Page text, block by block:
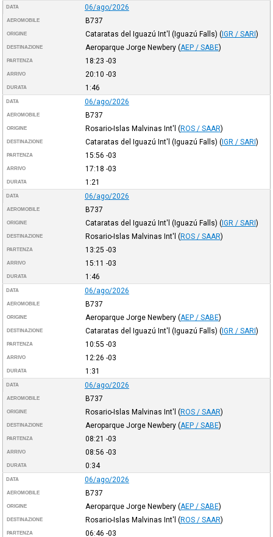
DATA 06/ago/2026
AEROMOBILE B737
ORIGINE Cataratas del Iguazú Int'l (Iguazú Falls) (IGR / SARI)
DESTINAZIONE Aeroparque Jorge Newbery (AEP / SABE)
PARTENZA 18:23 -03
ARRIVO 20:10 -03
DURATA 1:46
DATA 06/ago/2026
AEROMOBILE B737
ORIGINE Rosario-Islas Malvinas Int'l (ROS / SAAR)
DESTINAZIONE Cataratas del Iguazú Int'l (Iguazú Falls) (IGR / SARI)
PARTENZA 15:56 -03
ARRIVO 17:18 -03
DURATA 1:21
DATA 06/ago/2026
AEROMOBILE B737
ORIGINE Cataratas del Iguazú Int'l (Iguazú Falls) (IGR / SARI)
DESTINAZIONE Rosario-Islas Malvinas Int'l (ROS / SAAR)
PARTENZA 13:25 -03
ARRIVO 15:11 -03
DURATA 1:46
DATA 06/ago/2026
AEROMOBILE B737
ORIGINE Aeroparque Jorge Newbery (AEP / SABE)
DESTINAZIONE Cataratas del Iguazú Int'l (Iguazú Falls) (IGR / SARI)
PARTENZA 10:55 -03
ARRIVO 12:26 -03
DURATA 1:31
DATA 06/ago/2026
AEROMOBILE B737
ORIGINE Rosario-Islas Malvinas Int'l (ROS / SAAR)
DESTINAZIONE Aeroparque Jorge Newbery (AEP / SABE)
PARTENZA 08:21 -03
ARRIVO 08:56 -03
DURATA 0:34
DATA 06/ago/2026
AEROMOBILE B737
ORIGINE Aeroparque Jorge Newbery (AEP / SABE)
DESTINAZIONE Rosario-Islas Malvinas Int'l (ROS / SAAR)
PARTENZA 06:46 -03